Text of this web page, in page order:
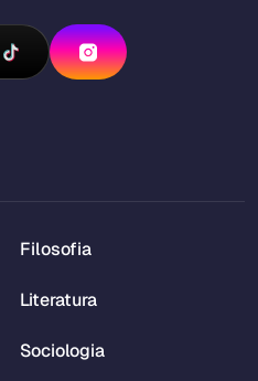
Filosofia
Literatura
Sociologia